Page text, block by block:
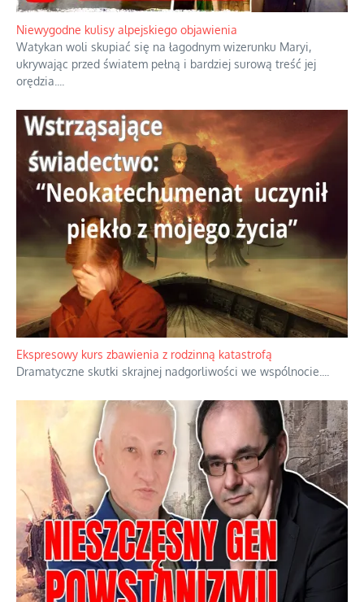
Niewygodne kulisy alpejskiego objawienia
Watykan woli skupiać się na łagodnym wizerunku Maryi,
ukrywając przed światem pełną i bardziej surową treść jej
orędzia....